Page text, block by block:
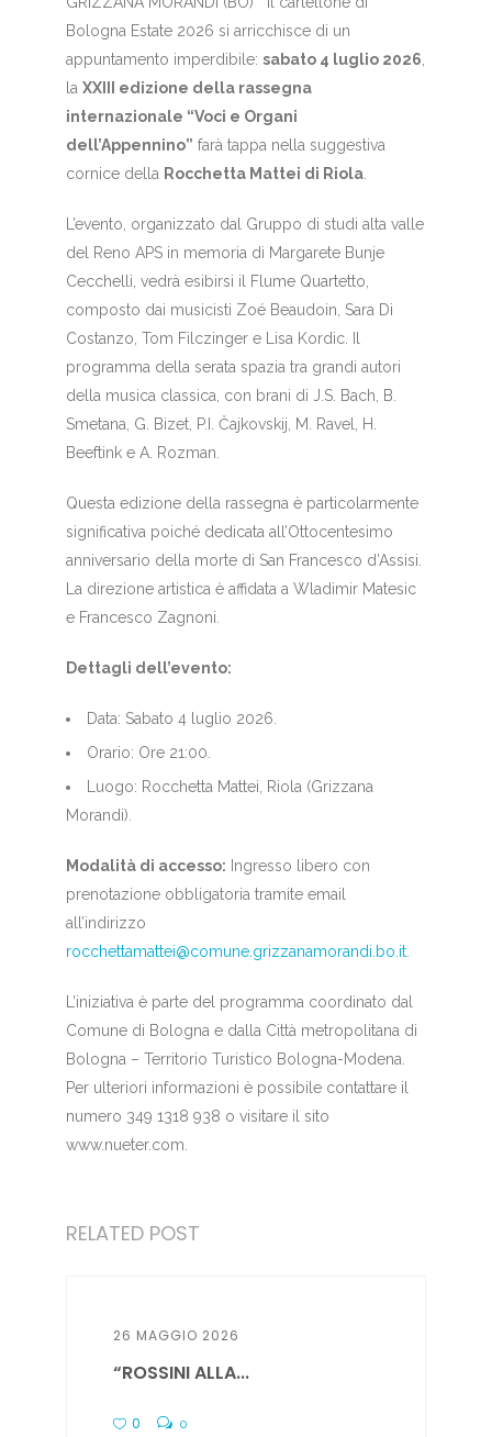
Bologna Estate 2026 si arricchisce di un
appuntamento imperdibile: sabato 4 luglio 2026,
la XXIII edizione della rassegna
internazionale “Voci e Organi
dell’Appennino” farà tappa nella suggestiva
cornice della Rocchetta Mattei di Riola.
L’evento, organizzato dal Gruppo di studi alta valle
del Reno APS in memoria di Margarete Bunje
Cecchelli, vedrà esibirsi il Flume Quartetto,
composto dai musicisti Zoé Beaudoin, Sara Di
Costanzo, Tom Filczinger e Lisa Kordic. Il
programma della serata spazia tra grandi autori
della musica classica, con brani di J.S. Bach, B.
Smetana, G. Bizet, P.I. Čajkovskij, M. Ravel, H.
Beeftink e A. Rozman.
Questa edizione della rassegna è particolarmente
significativa poiché dedicata all’Ottocentesimo
anniversario della morte di San Francesco d’Assisi.
La direzione artistica è affidata a Wladimir Matesic
e Francesco Zagnoni.
Dettagli dell’evento:
Data: Sabato 4 luglio 2026.
Orario: Ore 21:00.
Luogo: Rocchetta Mattei, Riola (Grizzana
Morandi).
Modalità di accesso: Ingresso libero con
prenotazione obbligatoria tramite email
all’indirizzo
rocchettamattei@comune.grizzanamorandi.bo.it.
L’iniziativa è parte del programma coordinato dal
Comune di Bologna e dalla Città metropolitana di
Bologna – Territorio Turistico Bologna-Modena.
Per ulteriori informazioni è possibile contattare il
numero 349 1318 938 o visitare il sito
www.nueter.com.
RELATED POST
26 MAGGIO 2026
“ROSSINI ALLA...
0 0